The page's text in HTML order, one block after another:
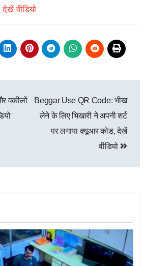
वीडियो
वकीलों
Beggar Use QR Code: भीख
लेने के लिए भिखारी ने अपनी शर्ट
पर लगाया क्यूआर कोड, देखें
वीडियो